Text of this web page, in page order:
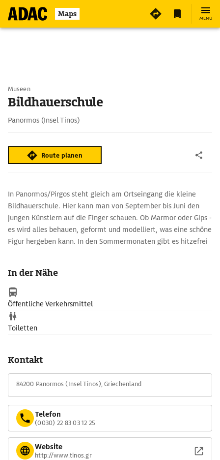
Maps MENÜ
Museen
Bildhauerschule
Panormos (Insel Tinos)
Route planen
In Panormos/Pirgos steht gleich am Ortseingang die kleine
Bildhauerschule. Hier kann man von September bis Juni den
jungen Künstlern auf die Finger schauen. Ob Marmor oder Gips -
es wird alles behauen, geformt und modelliert, was eine schöne
Figur hergeben kann. In den Sommermonaten gibt es hitzefrei
In der Nähe
Öffentliche Verkehrsmittel
Toiletten
Kontakt
84200 Panormos (Insel Tinos), Griechenland
Telefon
(0030) 22 83 03 12 25
Website
http://www.tinos.gr